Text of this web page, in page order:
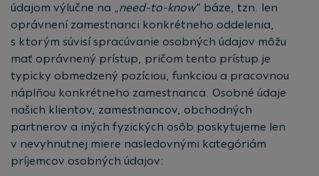
údajom výlučne na „need-to-know“ báze, tzn. len
oprávnení zamestnanci konkrétneho oddelenia,
s ktorým súvisí spracúvanie osobných údajov môžu
mať oprávnený prístup, pričom tento prístup je
typicky obmedzený pozíciou, funkciou a pracovnou
náplňou konkrétneho zamestnanca. Osobné údaje
našich klientov, zamestnancov, obchodných
partnerov a iných fyzických osôb poskytujeme len
v nevyhnutnej miere nasledovnými kategóriám
príjemcov osobných údajov: